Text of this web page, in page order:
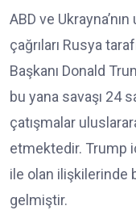
ABD ve
çağrıları Rusya
Başkanı Donald
bu yana savaşı 24
çatışmalar
etmektedir. Trump
ile olan ilişkilerinde
gelmiştir.